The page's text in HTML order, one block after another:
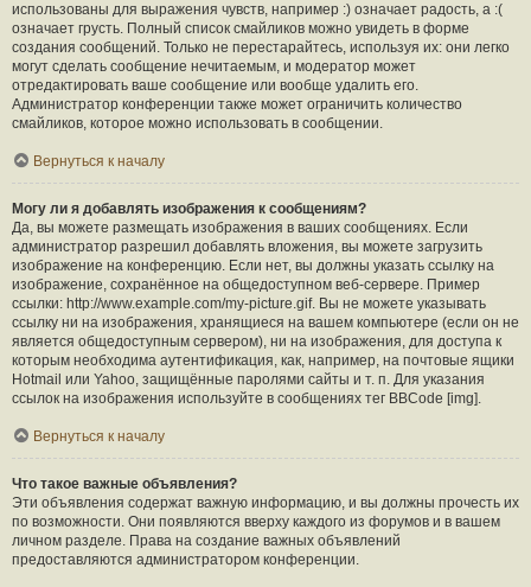
использованы для выражения чувств, например :) означает радость, а :(
означает грусть. Полный список смайликов можно увидеть в форме
создания сообщений. Только не перестарайтесь, используя их: они легко
могут сделать сообщение нечитаемым, и модератор может
отредактировать ваше сообщение или вообще удалить его.
Администратор конференции также может ограничить количество
смайликов, которое можно использовать в сообщении.
Вернуться к началу
Могу ли я добавлять изображения к сообщениям?
Да, вы можете размещать изображения в ваших сообщениях. Если
администратор разрешил добавлять вложения, вы можете загрузить
изображение на конференцию. Если нет, вы должны указать ссылку на
изображение, сохранённое на общедоступном веб-сервере. Пример
ссылки: http://www.example.com/my-picture.gif. Вы не можете указывать
ссылку ни на изображения, хранящиеся на вашем компьютере (если он не
является общедоступным сервером), ни на изображения, для доступа к
которым необходима аутентификация, как, например, на почтовые ящики
Hotmail или Yahoo, защищённые паролями сайты и т. п. Для указания
ссылок на изображения используйте в сообщениях тег BBCode [img].
Вернуться к началу
Что такое важные объявления?
Эти объявления содержат важную информацию, и вы должны прочесть их
по возможности. Они появляются вверху каждого из форумов и в вашем
личном разделе. Права на создание важных объявлений
предоставляются администратором конференции.